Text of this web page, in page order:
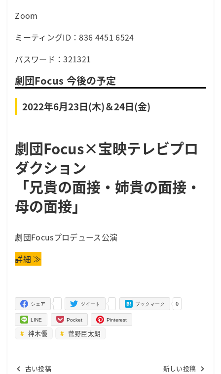
Zoom
ミーティングID：836 4451 6524
パスワード：321321
劇団Focus 今後の予定
2022年6月23日(木)＆24日(金)
劇団Focus×宝映テレビプロ
ダクション
「兄貴の面接・姉貴の面接・
母の面接」
劇団Focusプロデュース公演
詳細 ≫
-
シェア -
ツイート 0
ブックマーク
LINE Pocket Pinterest
神木優 菅野臣太朗
古い投稿 新しい投稿